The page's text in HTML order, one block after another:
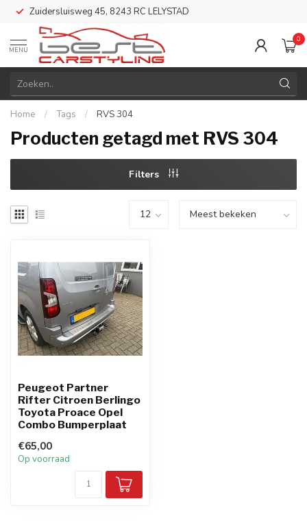
Zuidersluisweg 45, 8243 RC LELYSTAD
MENU
0
Home / Tags / RVS 304
Producten getagd met RVS 304
Filters
Peugeot Partner
Rifter Citroen Berlingo
Toyota Proace Opel
Combo Bumperplaat
€65,00
Op voorraad